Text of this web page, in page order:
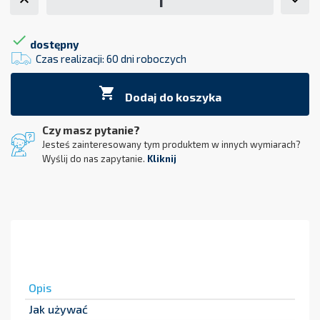
 dostępny
Czas realizacji: 60 dni roboczych
 Dodaj do koszyka
Czy masz pytanie?
Jesteś zainteresowany tym produktem w innych wymiarach?
Wyślij do nas zapytanie. Kliknij
Opis
Jak używać